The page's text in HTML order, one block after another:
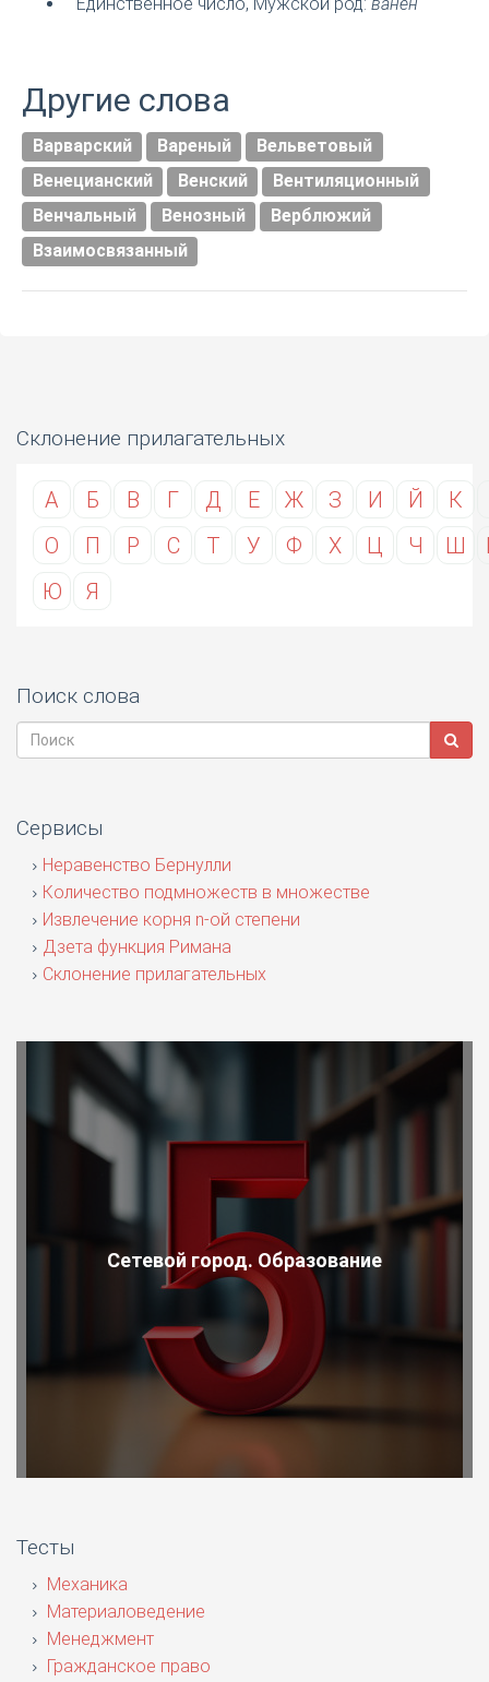
Другие слова
Варварский Вареный
Вельветовый
Венецианский
Венский
Вентиляционный
Венчальный
Венозный
Верблюжий
Взаимосвязанный
Склонение прилагательных
А Б В Г Д Е Ж З И Й К
О
П Р С Т У Ф Х Ц Ч Ш
Ю
Я
Поиск слова
Сервисы
Неравенство Бернулли
Количество подмножеств в множестве
Извлечение корня n-ой степени
Дзета функция Римана
Склонение прилагательных
Сетевой город. Образование
Тесты
Механика
Материаловедение
Менеджмент
Гражданское право